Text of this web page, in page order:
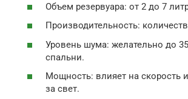
Объем резервуара: от 2 до 7
Производительность:
Уровень шума: желательно до
спальни.
Мощность: влияет на скорость
за свет.